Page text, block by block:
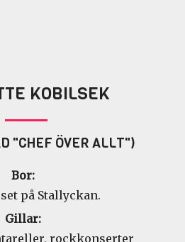
KOBILSEK
"CHEF ÖVER ALLT")
Bor:
på Stallyckan.
Gillar:
rockkonserter